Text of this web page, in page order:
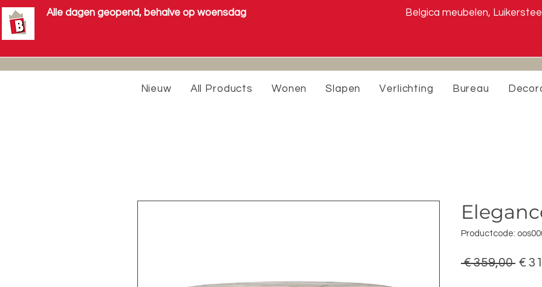
Alle dagen geopend, behalve op woensdag Belgica meubelen,
Nieuw All Products Wonen Slapen Verlichting Bureau
Productcode:
€ 359,00 €